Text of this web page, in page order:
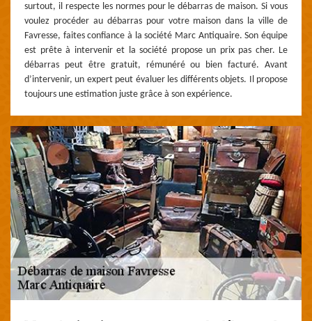
surtout, il respecte les normes pour le débarras de maison. Si vous
voulez procéder au débarras pour votre maison dans la ville de
Favresse, faites confiance à la société Marc Antiquaire. Son équipe
est prête à intervenir et la société propose un prix pas cher. Le
débarras peut être gratuit, rémunéré ou bien facturé. Avant
d’intervenir, un expert peut évaluer les différents objets. Il propose
toujours une estimation juste grâce à son expérience.